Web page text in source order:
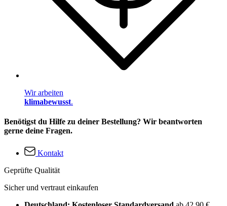
Wir arbeiten
klimabewusst.
Benötigst du Hilfe zu deiner Bestellung? Wir beantworten
gerne deine Fragen.
Kontakt
Geprüfte Qualität
Sicher und vertraut einkaufen